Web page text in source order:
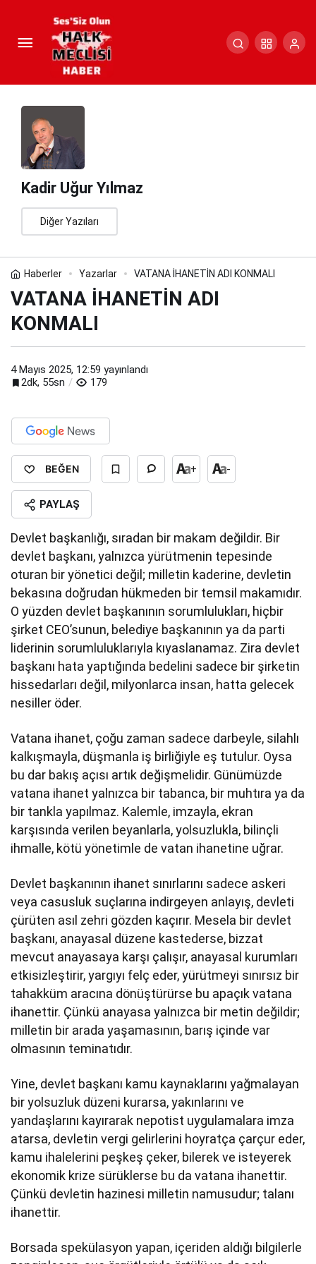
Kadir Uğur Yılmaz
Diğer Yazıları
Haberler Yazarlar VATANA İHANETİN ADI KONMALI
VATANA İHANETİN ADI
KONMALI
4 Mayıs 2025, 12:59 yayınlandı
2dk, 55sn
179
BEĞEN + -
PAYLAŞ
Devlet başkanlığı, sıradan bir makam değildir. Bir
devlet başkanı, yalnızca yürütmenin tepesinde
oturan bir yönetici değil; milletin kaderine, devletin
bekasına doğrudan hükmeden bir temsil makamıdır.
O yüzden devlet başkanının sorumlulukları, hiçbir
şirket CEO’sunun, belediye başkanının ya da parti
liderinin sorumluluklarıyla kıyaslanamaz. Zira devlet
başkanı hata yaptığında bedelini sadece bir şirketin
hissedarları değil, milyonlarca insan, hatta gelecek
nesiller öder.
Vatana ihanet, çoğu zaman sadece darbeyle, silahlı
kalkışmayla, düşmanla iş birliğiyle eş tutulur. Oysa
bu dar bakış açısı artık değişmelidir. Günümüzde
vatana ihanet yalnızca bir tabanca, bir muhtıra ya da
bir tankla yapılmaz. Kalemle, imzayla, ekran
karşısında verilen beyanlarla, yolsuzlukla, bilinçli
ihmalle, kötü yönetimle de vatan ihanetine uğrar.
Devlet başkanının ihanet sınırlarını sadece askeri
veya casusluk suçlarına indirgeyen anlayış, devleti
çürüten asıl zehri gözden kaçırır. Mesela bir devlet
başkanı, anayasal düzene kastederse, bizzat
mevcut anayasaya karşı çalışır, anayasal kurumları
etkisizleştirir, yargıyı felç eder, yürütmeyi sınırsız bir
tahakküm aracına dönüştürürse bu apaçık vatana
ihanettir. Çünkü anayasa yalnızca bir metin değildir;
milletin bir arada yaşamasının, barış içinde var
olmasının teminatıdır.
Yine, devlet başkanı kamu kaynaklarını yağmalayan
bir yolsuzluk düzeni kurarsa, yakınlarını ve
yandaşlarını kayırarak nepotist uygulamalara imza
atarsa, devletin vergi gelirlerini hoyratça çarçur eder,
kamu ihalelerini peşkeş çeker, bilerek ve isteyerek
ekonomik krize sürüklerse bu da vatana ihanettir.
Çünkü devletin hazinesi milletin namusudur; talanı
ihanettir.
Borsada spekülasyon yapan, içeriden aldığı bilgilerle
VATANA İHANETİN ADI KONMALI
Yorum Yap